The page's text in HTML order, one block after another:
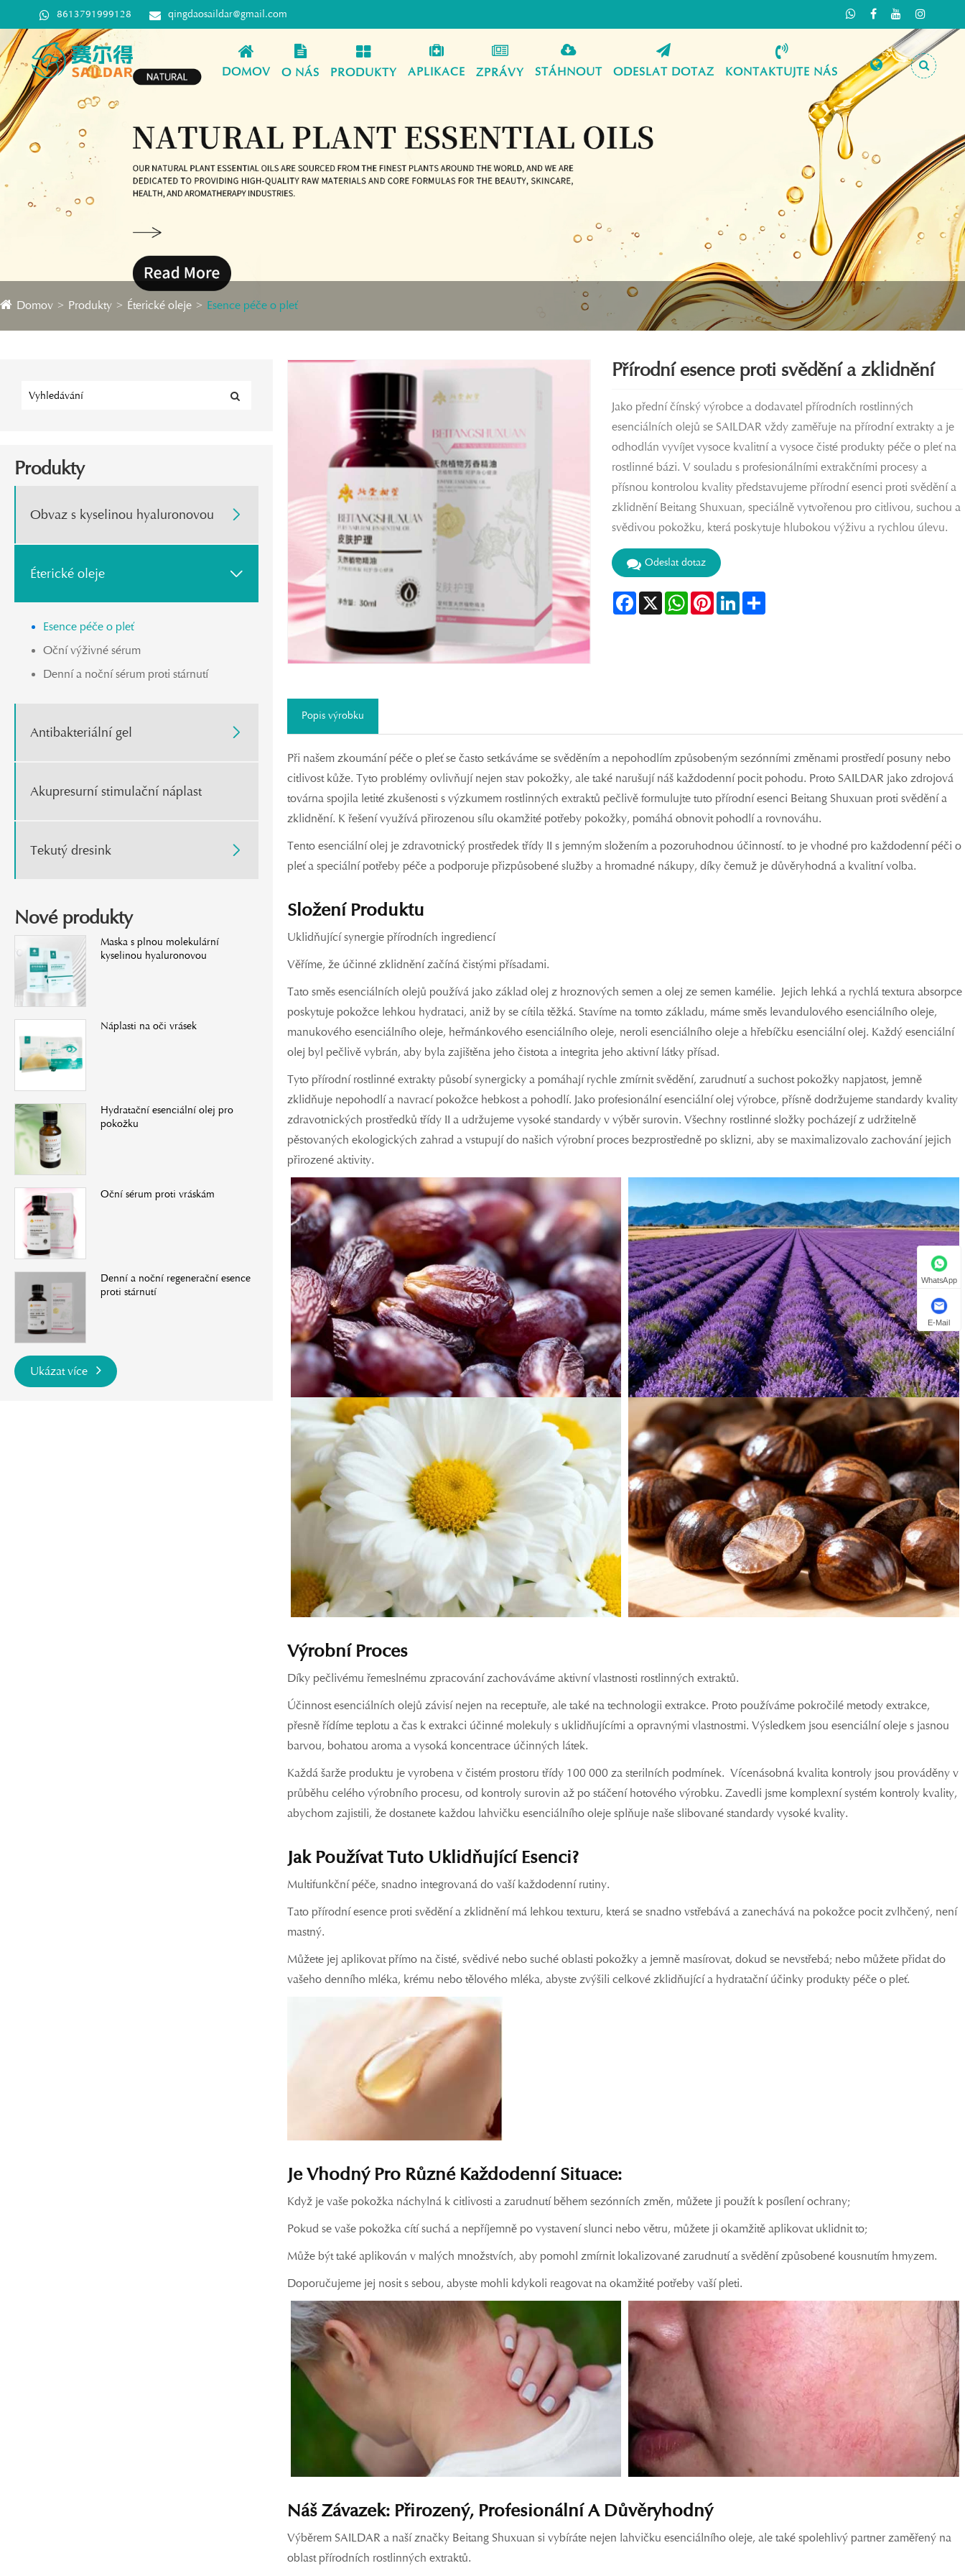
8613791999128 qingdaosaildar@gmail.com
DOMOV O NÁS PRODUKTY APLIKACE ZPRÁVY STÁHNOUT ODESLAT DOTAZ KONTAKTUJTE NÁS
Domov Produkty Éterické oleje Esence péče o pleť
Produkty
Obvaz s kyselinou hyaluronovou 
Éterické oleje 
Esence péče o pleť
Oční výživné sérum
Denní a noční sérum proti stárnutí
Antibakteriální gel 
Akupresurní stimulační náplast
Tekutý dresink 
Nové produkty
Maska s plnou molekulární
kyselinou hyaluronovou
Náplasti na oči vrásek
Hydratační esenciální olej pro
pokožku
Oční sérum proti vráskám
Denní a noční regenerační esence
proti stárnutí
Ukázat více
Přírodní esence proti svědění a zklidnění
Jako přední čínský výrobce a dodavatel přírodních rostlinných
esenciálních olejů se SAILDAR vždy zaměřuje na přírodní extrakty a je
odhodlán vyvíjet vysoce kvalitní a vysoce čisté produkty péče o pleť na
rostlinné bázi. V souladu s profesionálními extrakčními procesy a
přísnou kontrolou kvality představujeme přírodní esenci proti svědění a
zklidnění Beitang Shuxuan, speciálně vytvořenou pro citlivou, suchou a
svědivou pokožku, která poskytuje hlubokou výživu a rychlou úlevu.
Odeslat dotaz
Facebook
X WhatsAppPinterestLinkedInShare
Popis výrobku
Při našem zkoumání péče o pleť se často setkáváme se svěděním a nepohodlím způsobeným sezónními změnami prostředí posuny nebo
citlivost kůže. Tyto problémy ovlivňují nejen stav pokožky, ale také narušují náš každodenní pocit pohodu. Proto SAILDAR jako zdrojová
továrna spojila letité zkušenosti s výzkumem rostlinných extraktů pečlivě formulujte tuto přírodní esenci Beitang Shuxuan proti svědění a
zklidnění. K řešení využívá přirozenou sílu okamžité potřeby pokožky, pomáhá obnovit pohodlí a rovnováhu.
Tento esenciální olej je zdravotnický prostředek třídy II s jemným složením a pozoruhodnou účinností. to je vhodné pro každodenní péči o
pleť a speciální potřeby péče a podporuje přizpůsobené služby a hromadné nákupy, díky čemuž je důvěryhodná a kvalitní volba.
Složení Produktu
Uklidňující synergie přírodních ingrediencí
Věříme, že účinné zklidnění začíná čistými přísadami.
Tato směs esenciálních olejů používá jako základ olej z hroznových semen a olej ze semen kamélie. Jejich lehká a rychlá textura absorpce
poskytuje pokožce lehkou hydrataci, aniž by se cítila těžká. Stavíme na tomto základu, máme směs levandulového esenciálního oleje,
manukového esenciálního oleje, heřmánkového esenciálního oleje, neroli esenciálního oleje a hřebíčku esenciální olej. Každý esenciální
olej byl pečlivě vybrán, aby byla zajištěna jeho čistota a integrita jeho aktivní látky přísad.
Tyto přírodní rostlinné extrakty působí synergicky a pomáhají rychle zmírnit svědění, zarudnutí a suchost pokožky napjatost, jemně
zklidňuje nepohodlí a navrací pokožce hebkost a pohodlí. Jako profesionální esenciální olej výrobce, přísně dodržujeme standardy kvality
zdravotnických prostředků třídy II a udržujeme vysoké standardy v výběr surovin. Všechny rostlinné složky pocházejí z udržitelně
pěstovaných ekologických zahrad a vstupují do našich výrobní proces bezprostředně po sklizni, aby se maximalizovalo zachování jejich
přirozené aktivity.
Výrobní Proces
Díky pečlivému řemeslnému zpracování zachováváme aktivní vlastnosti rostlinných extraktů.
Účinnost esenciálních olejů závisí nejen na receptuře, ale také na technologii extrakce. Proto používáme pokročilé metody extrakce,
přesně řídíme teplotu a čas k extrakci účinné molekuly s uklidňujícími a opravnými vlastnostmi. Výsledkem jsou esenciální oleje s jasnou
barvou, bohatou aroma a vysoká koncentrace účinných látek.
Každá šarže produktu je vyrobena v čistém prostoru třídy 100 000 za sterilních podmínek. Vícenásobná kvalita kontroly jsou prováděny v
průběhu celého výrobního procesu, od kontroly surovin až po stáčení hotového výrobku. Zavedli jsme komplexní systém kontroly kvality,
abychom zajistili, že dostanete každou lahvičku esenciálního oleje splňuje naše slibované standardy vysoké kvality.
Jak Používat Tuto Uklidňující Esenci?
Multifunkční péče, snadno integrovaná do vaší každodenní rutiny.
Tato přírodní esence proti svědění a zklidnění má lehkou texturu, která se snadno vstřebává a zanechává na pokožce pocit zvlhčený, není
mastný.
Můžete jej aplikovat přímo na čisté, svědivé nebo suché oblasti pokožky a jemně masírovat, dokud se nevstřebá; nebo můžete přidat do
vašeho denního mléka, krému nebo tělového mléka, abyste zvýšili celkové zklidňující a hydratační účinky produkty péče o pleť.
Je Vhodný Pro Různé Každodenní Situace:
Když je vaše pokožka náchylná k citlivosti a zarudnutí během sezónních změn, můžete ji použít k posílení ochrany;
Pokud se vaše pokožka cítí suchá a nepříjemně po vystavení slunci nebo větru, můžete ji okamžitě aplikovat uklidnit to;
Může být také aplikován v malých množstvích, aby pomohl zmírnit lokalizované zarudnutí a svědění způsobené kousnutím hmyzem.
Doporučujeme jej nosit s sebou, abyste mohli kdykoli reagovat na okamžité potřeby vaší pleti.
Náš Závazek: Přirozený, Profesionální A Důvěryhodný
Výběrem SAILDAR a naší značky Beitang Shuxuan si vybíráte nejen lahvičku esenciálního oleje, ale také spolehlivý partner zaměřený na
oblast přírodních rostlinných extraktů.
WhatsApp
E-Mail